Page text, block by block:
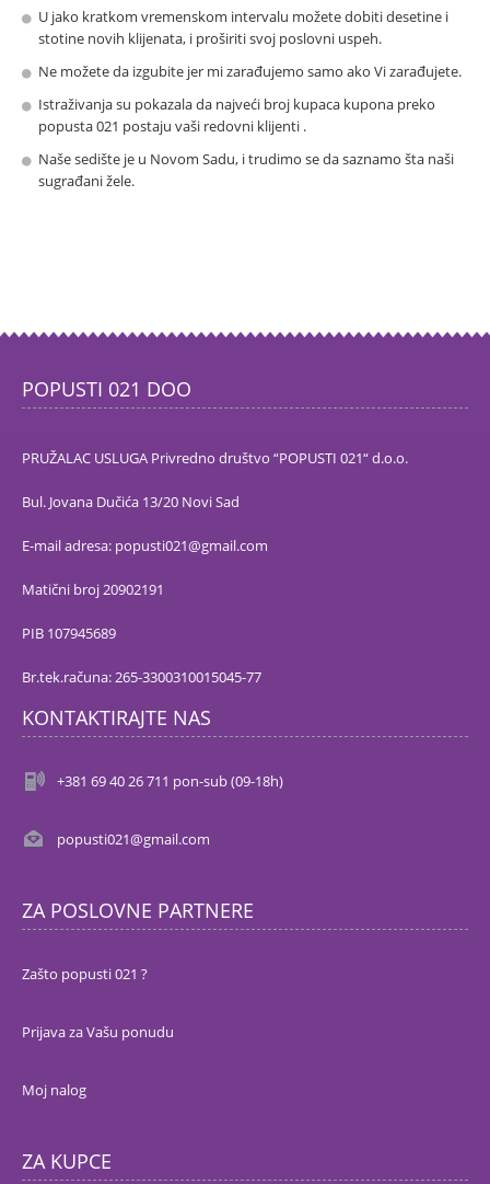
U jako kratkom vremenskom intervalu možete dobiti desetine i
stotine novih klijenata, i proširiti svoj poslovni uspeh.
Ne možete da izgubite jer mi zarađujemo samo ako Vi zarađujete.
Istraživanja su pokazala da najveći broj kupaca kupona preko
popusta 021 postaju vaši redovni klijenti .
Naše sedište je u Novom Sadu, i trudimo se da saznamo šta naši
sugrađani žele.
POPUSTI 021 DOO
PRUŽALAC USLUGA Privredno društvo “POPUSTI 021“ d.o.o.
Bul. Jovana Dučića 13/20 Novi Sad
E-mail adresa: popusti021@gmail.com
Matični broj 20902191
PIB 107945689
Br.tek.računa: 265-3300310015045-77
KONTAKTIRAJTE NAS
+381 69 40 26 711 pon-sub (09-18h)
popusti021@gmail.com
ZA POSLOVNE PARTNERE
Zašto popusti 021 ?
Prijava za Vašu ponudu
Moj nalog
ZA KUPCE